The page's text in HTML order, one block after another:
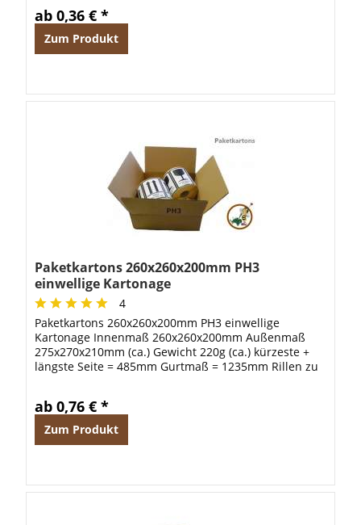
ab 0,36 € *
Zum Produkt
Paketkartons 260x260x200mm PH3
einwellige Kartonage
4
Paketkartons 260x260x200mm PH3 einwellige
Kartonage Innenmaß 260x260x200mm Außenmaß
275x270x210mm (ca.) Gewicht 220g (ca.) kürzeste +
längste Seite = 485mm Gurtmaß = 1235mm Rillen zu
ab 0,76 € *
Zum Produkt